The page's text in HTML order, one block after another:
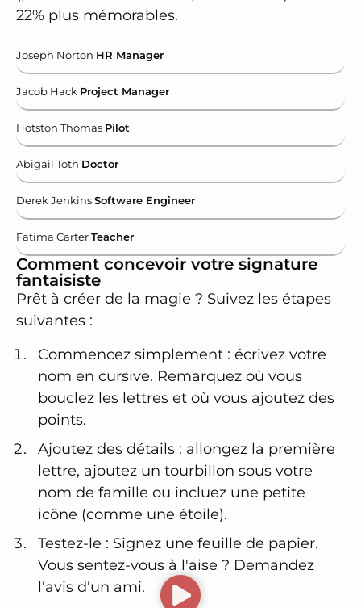
22% plus mémorables.
Joseph Norton HR Manager
Jacob Hack Project Manager
Hotston Thomas Pilot
Abigail Toth Doctor
Derek JenkinsSoftware Engineer
Fatima CarterTeacher
Comment concevoir votre signature
fantaisiste
Prêt à créer de la magie ? Suivez les étapes
suivantes :
Commencez simplement : écrivez votre
nom en cursive. Remarquez où vous
bouclez les lettres et où vous ajoutez des
points.
Ajoutez des détails : allongez la première
lettre, ajoutez un tourbillon sous votre
nom de famille ou incluez une petite
icône (comme une étoile).
Testez-le : Signez une feuille de papier.
Vous sentez-vous à l'aise ? Demandez
l'avis d'un ami.